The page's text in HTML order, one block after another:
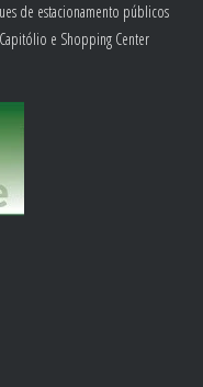
de estacionamento públicos
e Shopping Center